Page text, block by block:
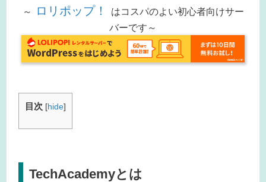
～
ロリポップ！
はコスパのよい初心者向けサー
バーです～
目次 [hide]
TechAcademyとは